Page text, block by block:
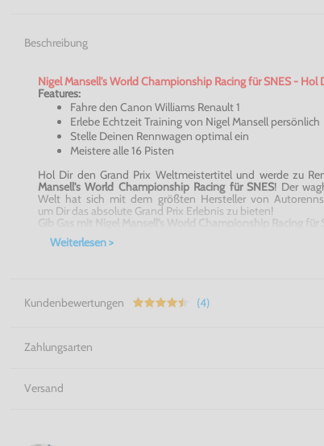
Beschreibung
Nigel Mansell's World Championship Racing für SNES - Hol
Features:
Fahre den Canon Williams Renault 1
Erlebe Echtzeit Training von Nigel Mansell persönlich
Stelle Deinen Rennwagen optimal ein
Meistere alle 16 Pisten
Hol Dir den Grand Prix Weltmeistertitel und werde zu
Mansell's World Championship Racing für SNES! Der
Welt hat sich mit dem größten Hersteller von
um Dir das absolute Grand Prix Erlebnis zu bieten!
Gib Gas mit Nigel Mansell's World Championship Racing für
Weiterlesen >
Kundenbewertungen (4)
Zahlungsarten
Versand